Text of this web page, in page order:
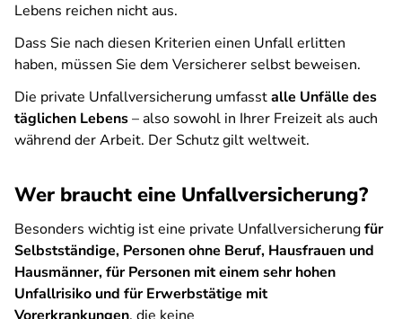
Lebens reichen nicht aus.
Dass Sie nach diesen Kriterien einen Unfall erlitten
haben, müssen Sie dem Versicherer selbst beweisen.
Die private Unfallversicherung umfasstalle Unfälle des
täglichen Lebens– also sowohl in Ihrer Freizeit als auch
während der Arbeit. Der Schutz gilt weltweit.
Wer braucht eine Unfallversicherung?
Besonders wichtig ist eine private Unfallversicherungfür
Selbstständige, Personen ohne Beruf, Hausfrauen und
Hausmänner, für Personen mit einem sehr hohen
Unfallrisiko und für Erwerbstätige mit